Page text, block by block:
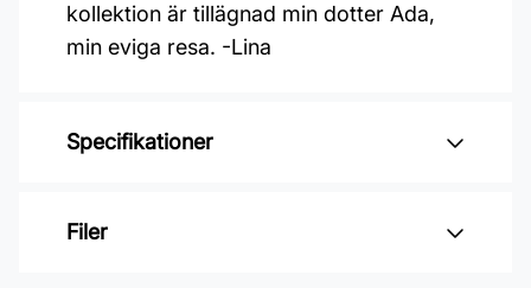
kollektion är tillägnad min dotter Ada,
min eviga resa. -Lina
Specifikationer
Varumärke: Midbec Tapeter
Filer